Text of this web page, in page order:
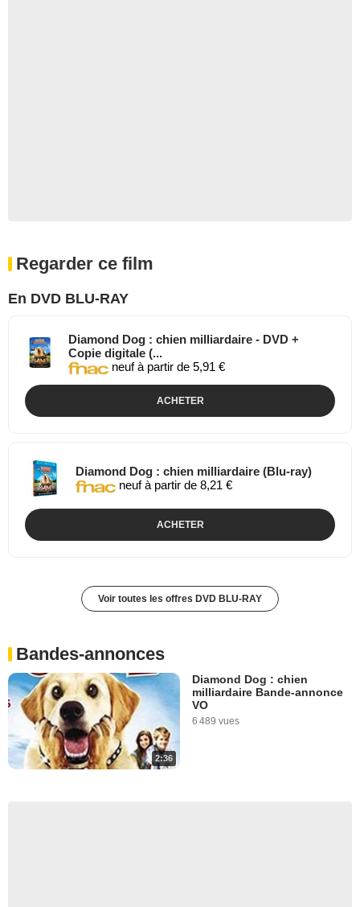
Regarder ce film
En DVD BLU-RAY
Diamond Dog : chien milliardaire - DVD +
Copie digitale (...
neuf à partir de 5,91 €
ACHETER
Diamond Dog : chien milliardaire (Blu-ray)
neuf à partir de 8,21 €
ACHETER
Voir toutes les offres DVD BLU-RAY
Bandes-annonces
2:36
Diamond Dog : chien
milliardaire Bande-annonce
VO
6 489 vues